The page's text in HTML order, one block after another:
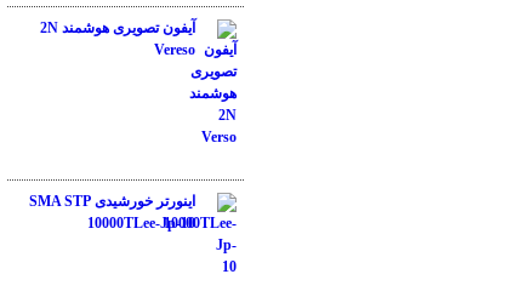
نمره4.00از
5
آیفون تصویری هوشمند 2N
Vereso
نمره3.00
از 5
اینورتر خورشیدی SMA STP
10000TLee-Jp-10